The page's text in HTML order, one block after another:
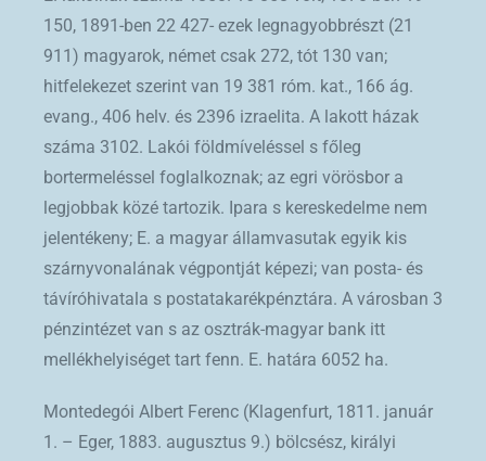
150, 1891-ben 22 427- ezek legnagyobbrészt (21
911) magyarok, német csak 272, tót 130 van;
hitfelekezet szerint van 19 381 róm. kat., 166 ág.
evang., 406 helv. és 2396 izraelita. A lakott házak
száma 3102. Lakói földmíveléssel s főleg
bortermeléssel foglalkoznak; az egri vörösbor a
legjobbak közé tartozik. Ipara s kereskedelme nem
jelentékeny; E. a magyar államvasutak egyik kis
szárnyvonalának végpontját képezi; van posta- és
távíróhivatala s postatakarékpénztára. A városban 3
pénzintézet van s az osztrák-magyar bank itt
mellékhelyiséget tart fenn. E. határa 6052 ha.
Montedegói Albert Ferenc (Klagenfurt, 1811. január
1. – Eger, 1883. augusztus 9.) bölcsész, királyi